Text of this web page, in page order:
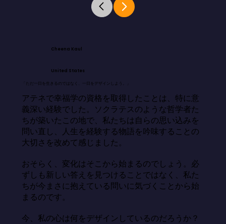
Cheena Kaul
United States
「ただ一日を生きるのではなく、一日をデザインしよう。」
アテネで幸福学の資格を取得したことは、特に意
義深い経験でした。ソクラテスのような哲学者た
ちが築いたこの地で、私たちは自らの思い込みを
問い直し、人生を経験する物語を吟味することの
大切さを改めて感じました。
おそらく、変化はそこから始まるのでしょう。必
ずしも新しい答えを見つけることではなく、私た
ちが今まさに抱えている問いに気づくことから始
まるのです。
今、私の心は何をデザインしているのだろうか？